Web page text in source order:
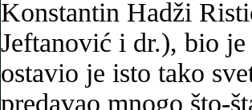
Konstantin Hadži
Jeftanović i dr.), bio
ostavio je isto tako
predavao mnogo što-